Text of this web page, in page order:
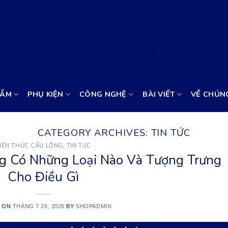
PHỤ KIỆN CÔNG NGHỆ BÀI VIẾT VỀ
CATEGORY ARCHIVES: TIN TỨC
THỨC CẦU LÔNG, TIN TỨC
Những Loại Nào Và Tượng Trưng
Cho Điều Gì
ON THÁNG 7 26, 2026 BYSHOPADMIN